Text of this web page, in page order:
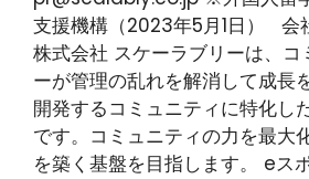
支援機構（2023年5月1日）
株式会社 スケーラブリーは、
ーが管理の乱れを解消して成長
開発するコミュニティに特化し
です。コミュニティの力を最大
を築く基盤を目指します。 eス